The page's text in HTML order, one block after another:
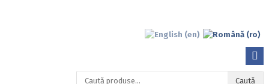
Caută
Caută